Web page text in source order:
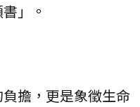
」。
擔，更是象徵生命